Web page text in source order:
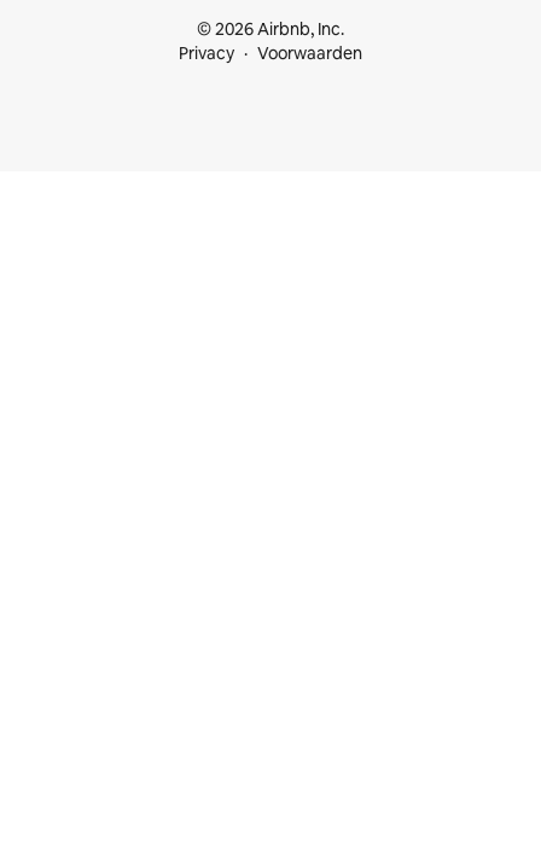
© 2026 Airbnb, Inc.
Privacy
Voorwaarden